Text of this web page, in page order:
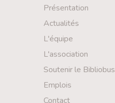
Présentation
Actualités
L'équipe
L'association
Soutenir le Bibliobus
Emplois
Contact